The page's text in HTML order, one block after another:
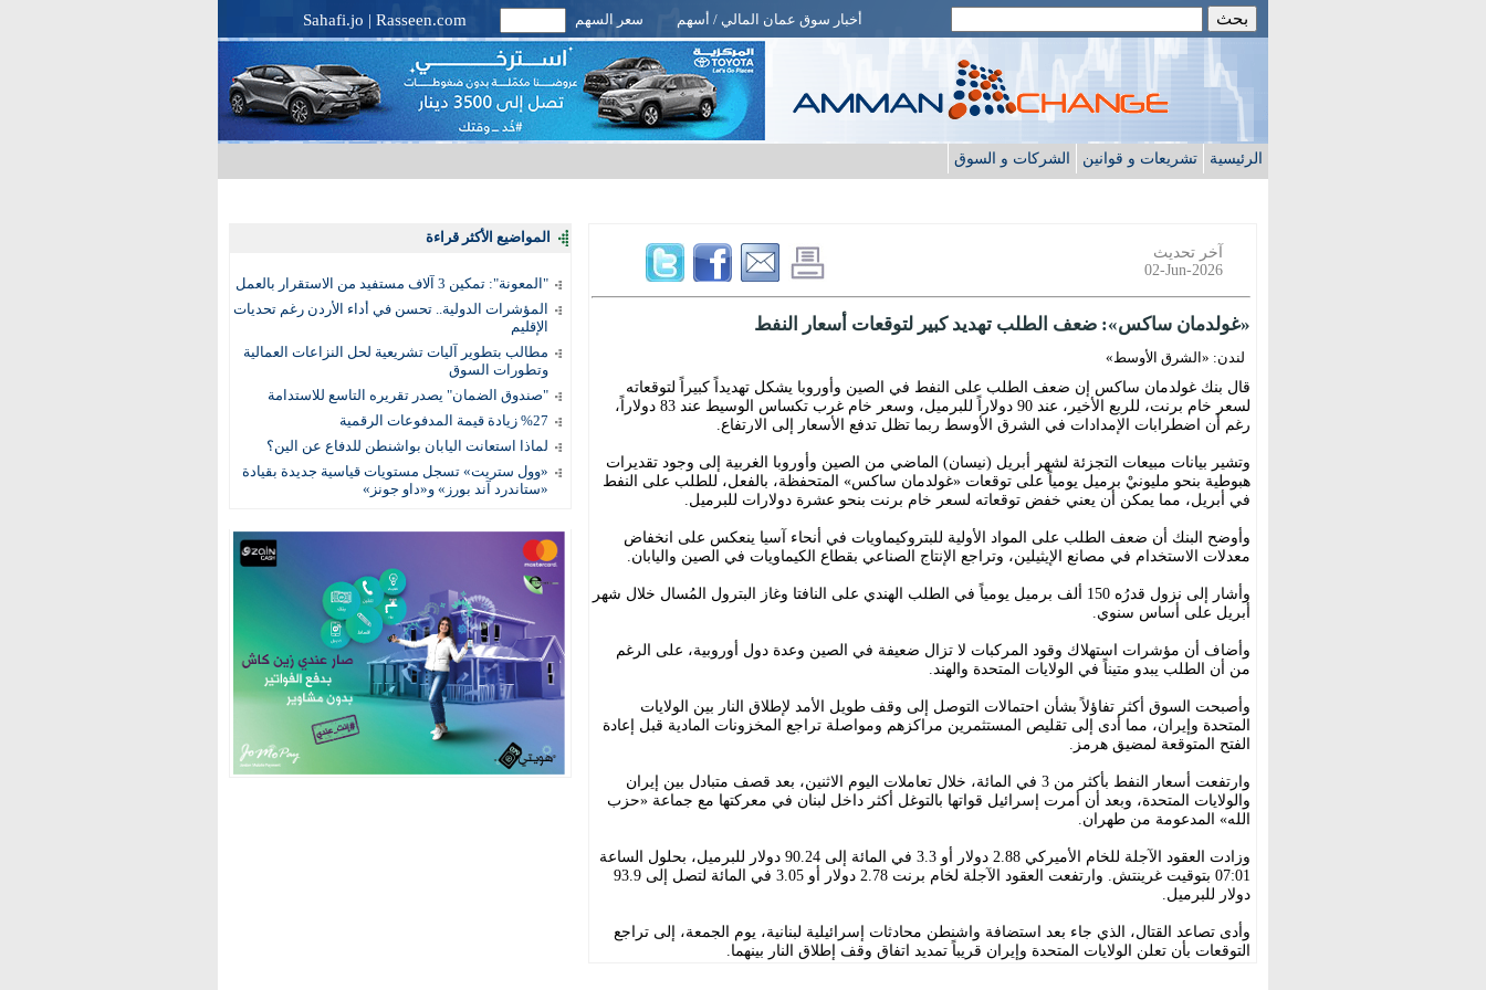
أخبار سوق عمان المالي / أسهم سعر السهم Sahafi.jo | Rasseen.com
الرئيسية تشريعات و قوانين الشركات و السوق
المواضيع الأكثر قراءة
"المعونة": تمكين 3 آلاف مستفيد من الاستقرار بالعمل
المؤشرات الدولية.. تحسن في أداء الأردن رغم تحديات
الإقليم
مطالب بتطوير آليات تشريعية لحل النزاعات العمالية
وتطورات السوق
"صندوق الضمان" يصدر تقريره التاسع للاستدامة
%27 زيادة قيمة المدفوعات الرقمية
لماذا استعانت اليابان بواشنطن للدفاع عن الين؟
«وول ستريت» تسجل مستويات قياسية جديدة بقيادة
«ستاندرد آند بورز» و«داو جونز»
آخر تحديث
02-Jun-2026
«غولدمان ساكس»: ضعف الطلب تهديد كبير لتوقعات أسعار النفط
لندن: «الشرق الأوسط»
قال بنك غولدمان ساكس إن ضعف الطلب على النفط في الصين وأوروبا يشكل تهديداً كبيراً لتوقعاته
لسعر خام برنت، للربع الأخير، عند 90 دولاراً للبرميل، وسعر خام غرب تكساس الوسيط عند 83 دولاراً،
رغم أن اضطرابات الإمدادات في الشرق الأوسط ربما تظل تدفع الأسعار إلى الارتفاع.
وتشير بيانات مبيعات التجزئة لشهر أبريل (نيسان) الماضي من الصين وأوروبا الغربية إلى وجود تقديرات
هبوطية بنحو مليونيْ برميل يومياً على توقعات «غولدمان ساكس» المتحفظة، بالفعل، للطلب على النفط
في أبريل، مما يمكن أن يعني خفض توقعاته لسعر خام برنت بنحو عشرة دولارات للبرميل.
وأوضح البنك أن ضعف الطلب على المواد الأولية للبتروكيماويات في أنحاء آسيا ينعكس على انخفاض
معدلات الاستخدام في مصانع الإيثيلين، وتراجع الإنتاج الصناعي بقطاع الكيماويات في الصين واليابان.
وأشار إلى نزول قدرُه 150 ألف برميل يومياً في الطلب الهندي على النافتا وغاز البترول المُسال خلال شهر
أبريل على أساس سنوي.
وأضاف أن مؤشرات استهلاك وقود المركبات لا تزال ضعيفة في الصين وعدة دول أوروبية، على الرغم
من أن الطلب يبدو متيناً في الولايات المتحدة والهند.
وأصبحت السوق أكثر تفاؤلاً بشأن احتمالات التوصل إلى وقف طويل الأمد لإطلاق النار بين الولايات
المتحدة وإيران، مما أدى إلى تقليص المستثمرين مراكزهم ومواصلة تراجع المخزونات المادية قبل إعادة
الفتح المتوقعة لمضيق هرمز.
وارتفعت أسعار ‌النفط بأكثر من 3 في المائة، خلال تعاملات اليوم الاثنين، بعد قصف متبادل بين إيران
والولايات المتحدة، وبعد أن أمرت إسرائيل قواتها بالتوغل أكثر داخل لبنان في معركتها مع جماعة «حزب
الله» المدعومة من طهران.
وزادت ​العقود الآجلة للخام الأميركي 2.88 دولار أو 3.3 في المائة إلى 90.24 دولار للبرميل، بحلول الساعة
07:01 بتوقيت غرينتش. وارتفعت العقود الآجلة لخام برنت 2.78 دولار أو 3.05 في المائة لتصل إلى 93.9
دولار للبرميل.
وأدى تصاعد القتال، الذي جاء بعد استضافة واشنطن محادثات إسرائيلية لبنانية، يوم الجمعة، إلى تراجع
التوقعات بأن تعلن الولايات المتحدة وإيران قريباً تمديد اتفاق وقف إطلاق النار بينهما.